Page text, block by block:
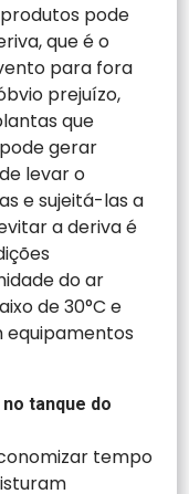
pode
que é o
para fora
prejuízo,
que
gerar
levar o
e sujeitá-las a
a deriva é
do ar
de 30°C e
equipamentos
tanque do
tempo